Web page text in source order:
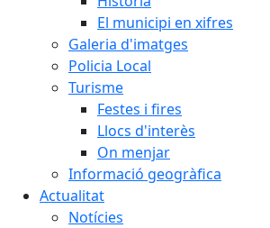
El municipi en xifres
Galeria d'imatges
Policia Local
Turisme
Festes i fires
Llocs d'interès
On menjar
Informació geogràfica
Actualitat
Notícies